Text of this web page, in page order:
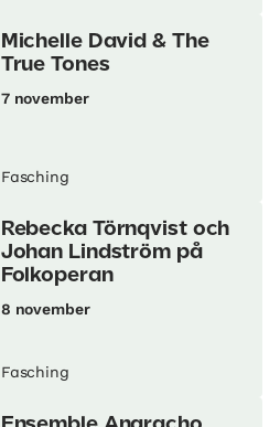
Michelle David & The
True Tones
7 november
Fasching
Rebecka Törnqvist och
Johan Lindström på
Folkoperan
8 november
Fasching